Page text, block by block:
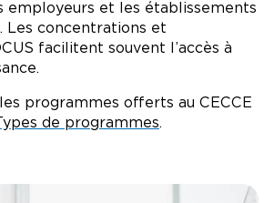
employeurs et les établissements
Les concentrations et
facilitent souvent l’accès à
programmes offerts au CECCE
de programmes.